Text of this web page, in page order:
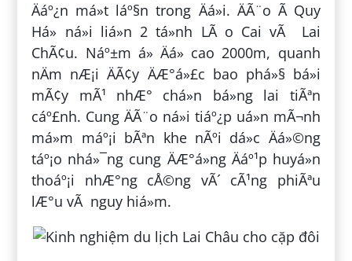
Äáº¿n má»t láº§n trong Äá»i. ÄÃ¨o Ã Quy
Há» ná»i liá»n 2 tá»nh LÃ o Cai vÃ Lai
ChÃ¢u. Náº±m á» Äá» cao 2000m, quanh
nÄm nÆ¡i ÄÃ¢y ÄÆ°á»£c bao phá»§ bá»i
mÃ¢y mÃ¹ nhÆ° chá»n bá»ng lai tiÃªn
cáº£nh. Cung ÄÃ¨o ná»i tiáº¿p uá»n mÃ¬nh
má»m máº¡i bÃªn khe nÃºi dá»c Äá»©ng
táº¡o nhá»¯ng cung ÄÆ°á»ng Äáº¹p huyá»n
thoáº¡i nhÆ°ng cÅ©ng vÃ´ cÃ¹ng phiÃªu
lÆ°u vÃ nguy hiá»m.